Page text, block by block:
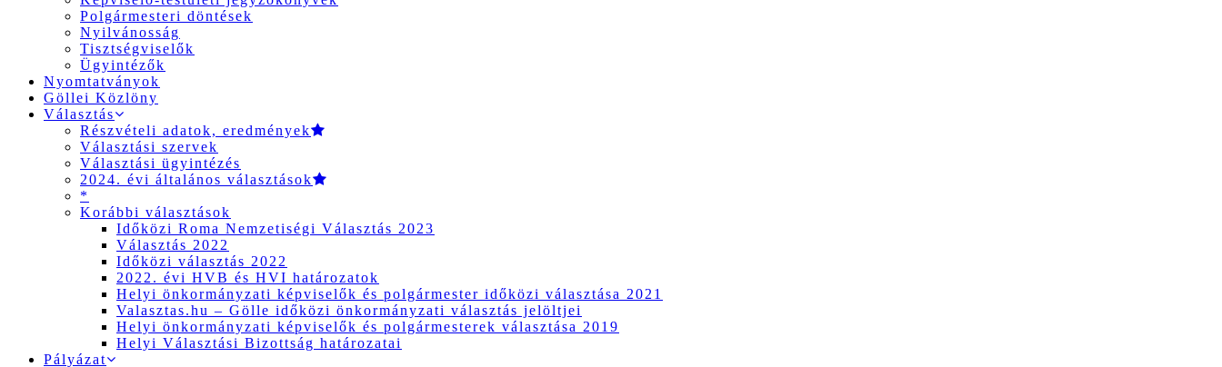
Polgármesteri döntések
Nyilvánosság
Tisztségviselők
Ügyintézők
Nyomtatványok
Göllei Közlöny
Választás
Részvételi adatok, eredmények
Választási szervek
Választási ügyintézés
2024. évi általános választások
*
Korábbi választások
Időközi Roma Nemzetiségi Választás 2023
Választás 2022
Időközi választás 2022
2022. évi HVB és HVI határozatok
Helyi önkormányzati képviselők és polgármester időközi választása 2021
Valasztas.hu – Gölle időközi önkormányzati választás jelöltjei
Helyi önkormányzati képviselők és polgármesterek választása 2019
Helyi Választási Bizottság határozatai
Pályázat